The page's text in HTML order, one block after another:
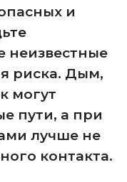
и
неизвестные
риска. Дым,
могут
пути, а при
лучше не
контакта.